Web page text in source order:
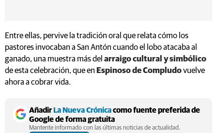
Entre ellas, pervive la tradición oral que relata cómo los
pastores invocaban a San Antón cuando el lobo atacaba al
ganado, una muestra más del arraigo cultural y simbólico
de esta celebración, que en Espinoso de Compludovuelve
ahora a cobrar vida.
AñadirLa Nueva Crónicacomo fuente preferida de
Google de forma gratuita
Mantente informado con las últimas noticias de actualidad.